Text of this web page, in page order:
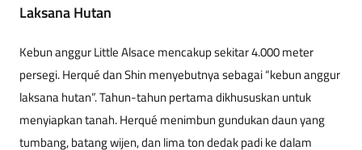
Laksana Hutan
Kebun anggur Little Alsace mencakup sekitar 4.000 meter
persegi. Herqué dan Shin menyebutnya sebagai “kebun anggur
laksana hutan”. Tahun-tahun pertama dikhususkan untuk
menyiapkan tanah. Herqué menimbun gundukan daun yang
tumbang, batang wijen, dan lima ton dedak padi ke dalam